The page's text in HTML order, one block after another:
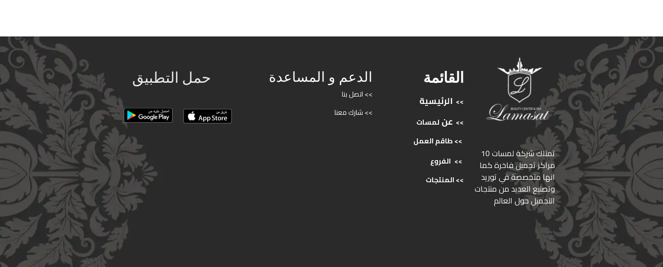
الدعم و المساعدة
>> اتصل بنا
>> شارك معنا
القائمة
>> الرئيسية
>> عن لمسات
>> طاقمالعمل
>> الفروع
>>المنتجات
حمل التطبيق
ﺗﻤﺘﻠﻚ ﺷﺮﻛﺔ ﻟﻤﺴﺎت 10
ﻣﺮاﻛﺰ ﺗﺠﻤﻴﻞ ﻓﺎﺧﺮة كما
انها ﻣﺘﺨﺼﺼﺔ ﻓﻲ ﺗﻮرﻳﺪ
وﺗﺼﻨﻴﻊ اﻟﻌﺪﻳﺪ ﻣﻦ ﻣﻨﺘﺠﺎت
اﻟﺘﺠﻤﻴﻞ ﺣﻮل اﻟﻌﺎﻟﻢ